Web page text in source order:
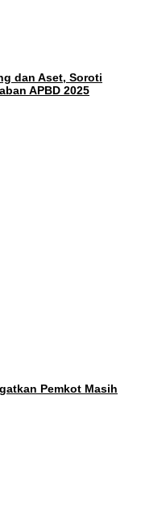
dan Aset, Soroti
APBD 2025
Pemkot Masih